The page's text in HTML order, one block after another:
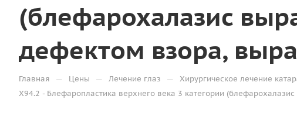
(блефарохалазис
дефектом взора,
Главная — Цены — Лечение глаз — Хирургическое лечение
Х94.2 - Блефаропластика верхнего века 3 категории